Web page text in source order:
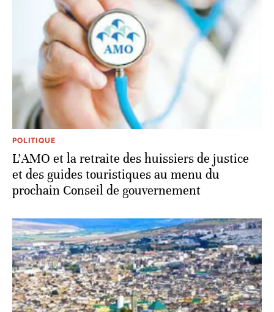
POLITIQUE
L’AMO et la retraite des huissiers de justice
et des guides touristiques au menu du
prochain Conseil de gouvernement